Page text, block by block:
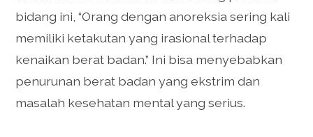
bidang ini, “Orang dengan anoreksia sering kali
memiliki ketakutan yang irasional terhadap
kenaikan berat badan.” Ini bisa menyebabkan
penurunan berat badan yang ekstrim dan
masalah kesehatan mental yang serius.